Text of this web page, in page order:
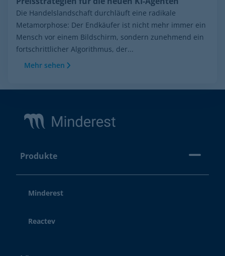
Die Handelslandschaft durchläuft eine radikale
Metamorphose: Der Endkäufer ist nicht mehr immer ein
Mensch vor einem Bildschirm, sondern zunehmend ein
fortschrittlicher Algorithmus, der...
Mehr sehen
Produkte
Minderest
Reactev